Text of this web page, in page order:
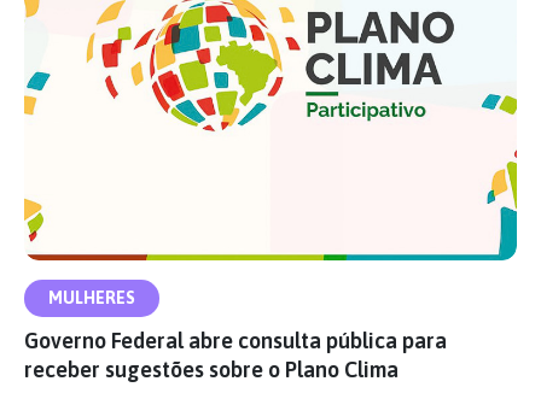
MULHERES
Governo Federal abre consulta pública para
receber sugestões sobre o Plano Clima